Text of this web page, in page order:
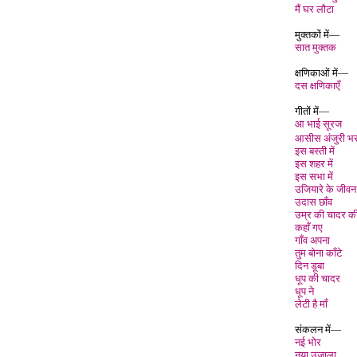
मैं घर लौटा
मुक्तकों में—
सात मुक्तक
क्षणिकाओं में—
दस क्षणिकाएँ
गीतों में—
आ भाई सूरज
आसीस अंजुरी
इस बस्ती मे
इस शहर में
इस सभा में
उजियारे के
उदास छाँव
उम्र की चादर
कहाँ गए
गाँव अपना
तुम बोना काँटे
दिन डूबा
धूप की चादर
धूप ने
लेटी है माँ
संकलन में—
नई भोर